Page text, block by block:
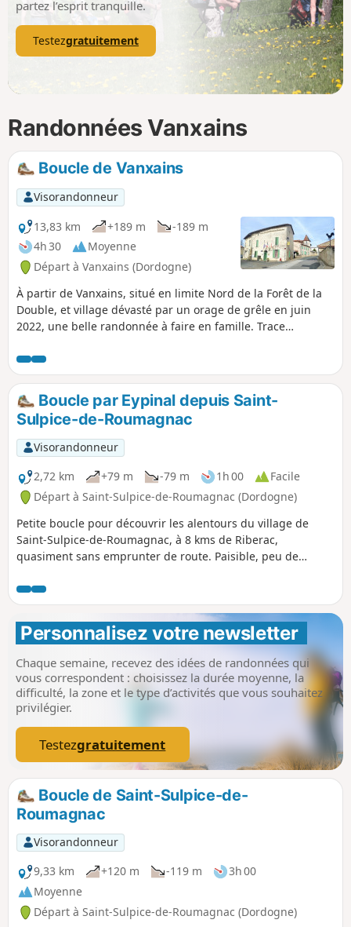
partez l’esprit tranquille.
Testezgratuitement
Randonnées Vanxains
Boucle de Vanxains
Visorandonneur
13,83 km
+189 m
-189 m
4h 30
Moyenne
Départ à Vanxains (Dordogne)
À partir de Vanxains, situé en limite Nord de la Forêt de la
Double, et village dévasté par un orage de grêle en juin
2022, une belle randonnée à faire en famille. Trace
circuit permet de découvrir des hameaux, des lavoirs, des
fermes, des étangs. On chemine dans un secteur très
calme, sur de petites routes, des pistes forestières et de
jolis chemins du Périgord.
Boucle par Eypinal depuis Saint-
Sulpice-de-Roumagnac
Visorandonneur
2,72 km
+79 m -79 m 1h 00
Facile
Départ à Saint-Sulpice-de-Roumagnac (Dordogne)
Petite boucle pour découvrir les alentours du village de
Saint-Sulpice-de-Roumagnac, à 8 kms de Riberac,
quasiment sans emprunter de route. Paisible, peu de
chaussures est un prérequis . Des bâtons de marche seront
un plus.
Personnalisez votre newsletter
Chaque semaine, recevez des idées de randonnées qui
vous correspondent : choisissez la durée moyenne, la
difficulté, la zone et le type d’activités que vous souhaitez
privilégier.
Testezgratuitement
Boucle de Saint-Sulpice-de-
Roumagnac
Visorandonneur
9,33 km
+120 m -119 m
3h 00
Moyenne
Départ à Saint-Sulpice-de-Roumagnac (Dordogne)